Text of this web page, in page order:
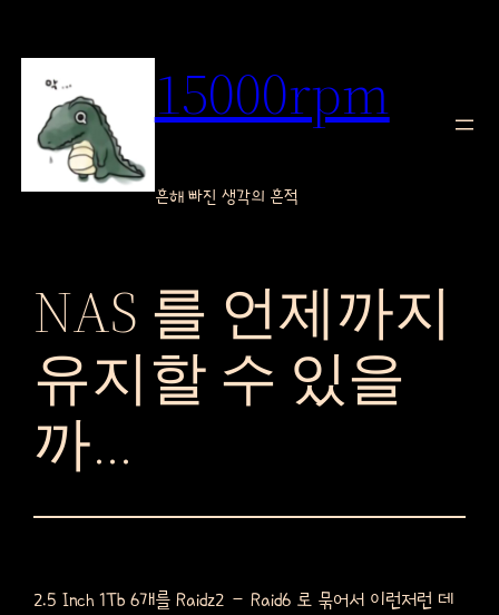
텐
15000rpm
흔해 빠진 생각의 흔적
NAS 를 언제까지
유지할 수 있을
까…
2.5 Inch 1Tb 6개를 Raidz2 – Raid6 로 묶어서 이런저런 데